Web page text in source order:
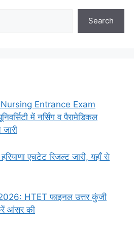
Search
Entrance Exam
में नर्सिंग व पैरामेडिकल
एचटेट रिजल्ट जारी, यहाँ से
HTET फाइनल उत्तर कुंजी
आंसर की